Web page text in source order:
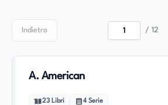
Indietro / 12
A. American
23 Libri 4 Serie